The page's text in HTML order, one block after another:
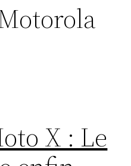
X : Le